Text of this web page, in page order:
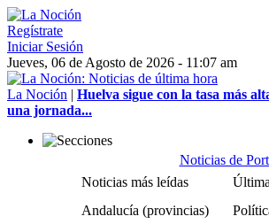
Regístrate
Iniciar Sesión
Jueves, 06 de Agosto de 2026 - 11:07 am
La Noción | Huelva sigue con la tasa más
una jornada...
Noticias de
Noticias más leídas
Andalucía (provincias)